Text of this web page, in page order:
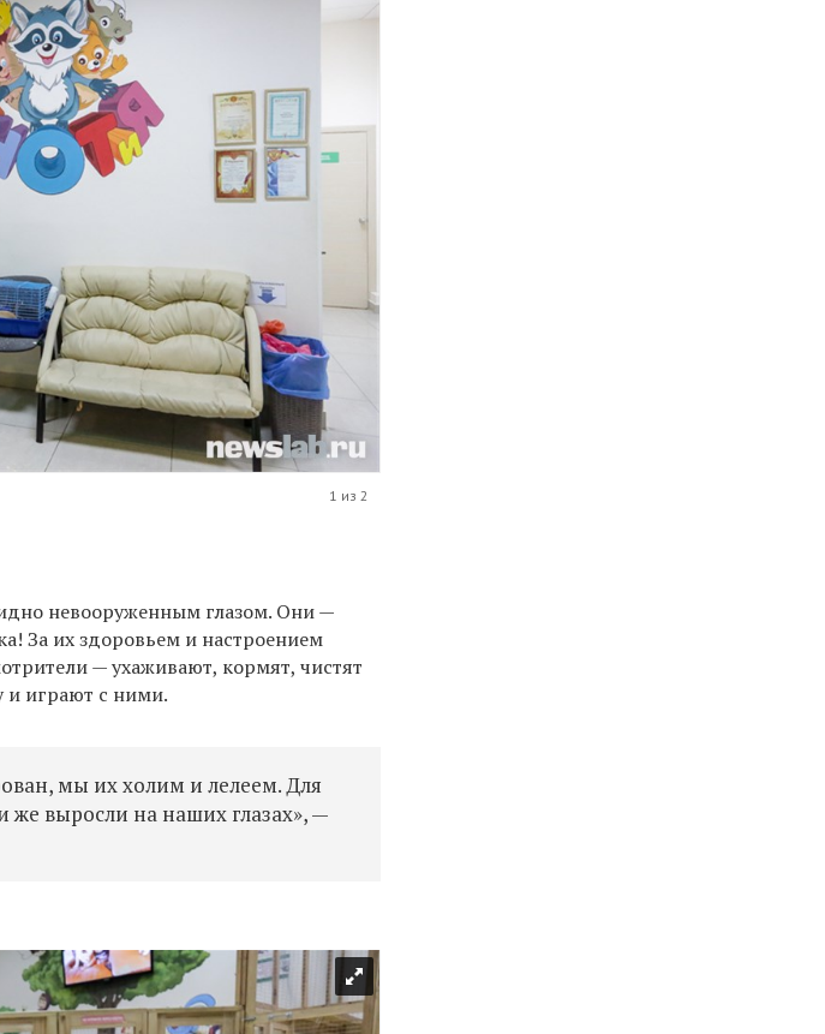
1 из 2
невооруженным глазом. Они —
За их здоровьем и настроением
— ухаживают, кормят, чистят
и играют с ними.
мы их холим и лелеем. Для
же выросли на наших глазах», —